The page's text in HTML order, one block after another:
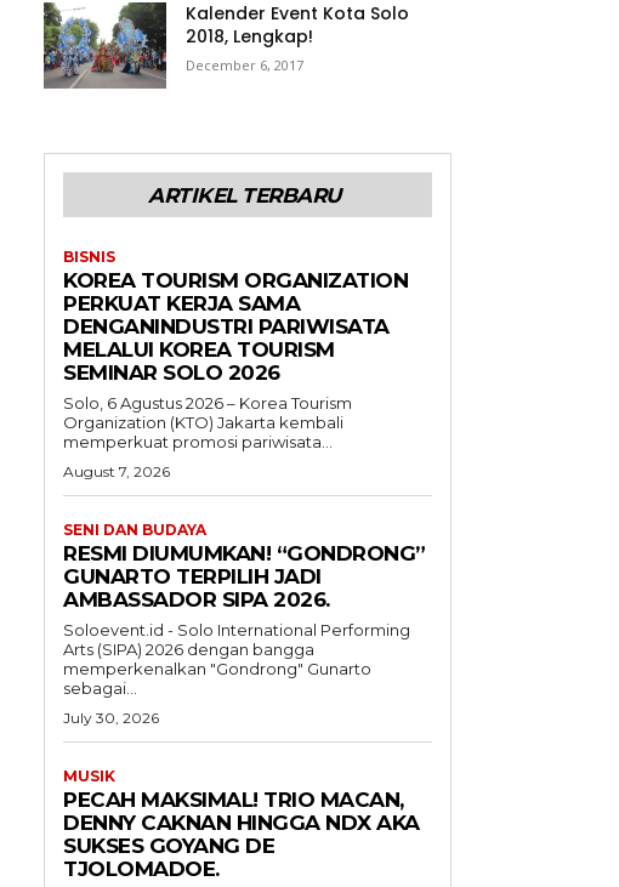
Kalender Event Kota Solo
2018, Lengkap!
December 6, 2017
ARTIKEL TERBARU
BISNIS
KOREA TOURISM ORGANIZATION
PERKUAT KERJA SAMA
DENGANINDUSTRI PARIWISATA
MELALUI KOREA TOURISM
SEMINAR SOLO 2026
Solo, 6 Agustus 2026 – Korea Tourism
Organization (KTO) Jakarta kembali
memperkuat promosi pariwisata...
August 7, 2026
SENI DAN BUDAYA
RESMI DIUMUMKAN! “GONDRONG”
GUNARTO TERPILIH JADI
AMBASSADOR SIPA 2026.
Soloevent.id - Solo International Performing
Arts (SIPA) 2026 dengan bangga
memperkenalkan "Gondrong" Gunarto
sebagai...
July 30, 2026
MUSIK
PECAH MAKSIMAL! TRIO MACAN,
DENNY CAKNAN HINGGA NDX AKA
SUKSES GOYANG DE
TJOLOMADOE.